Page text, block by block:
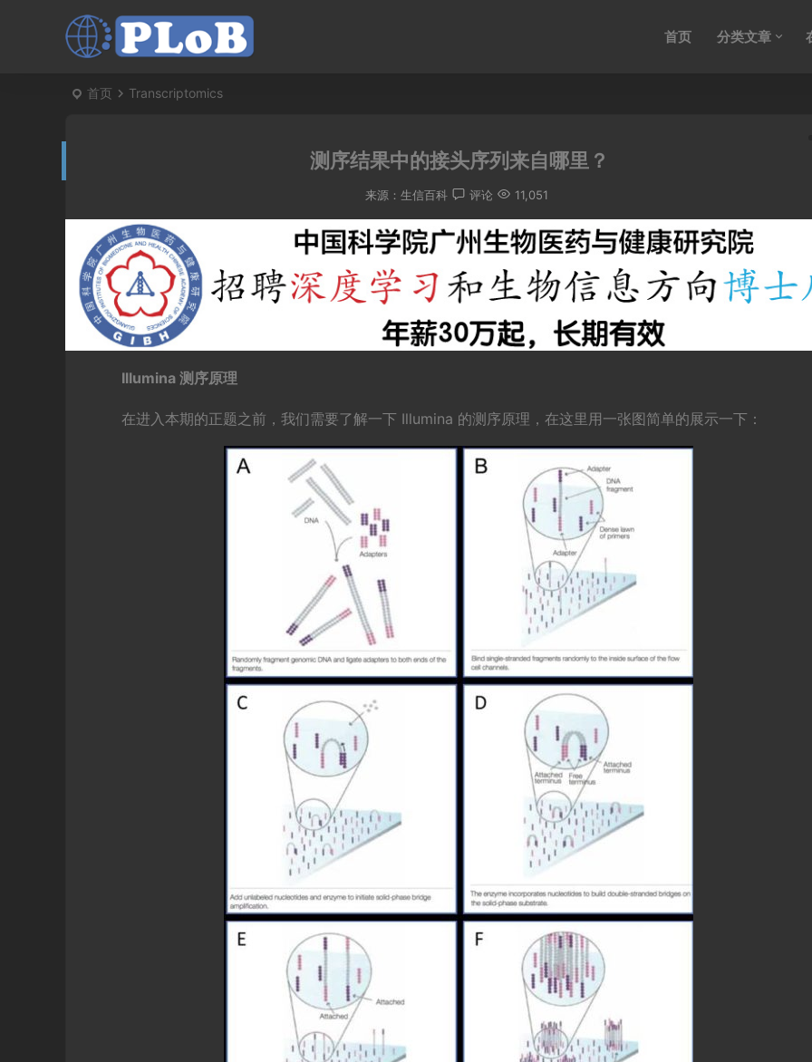
首页 分类文章
首页 Transcriptomics
测序结果中的接头序列来自哪里？
来源： 生信百科 评论 11,051
Illumina 测序原理
在进入本期的正题之前，我们需要了解一下 Illumina 的测序原理，在这里用一张图简单的展示一下：